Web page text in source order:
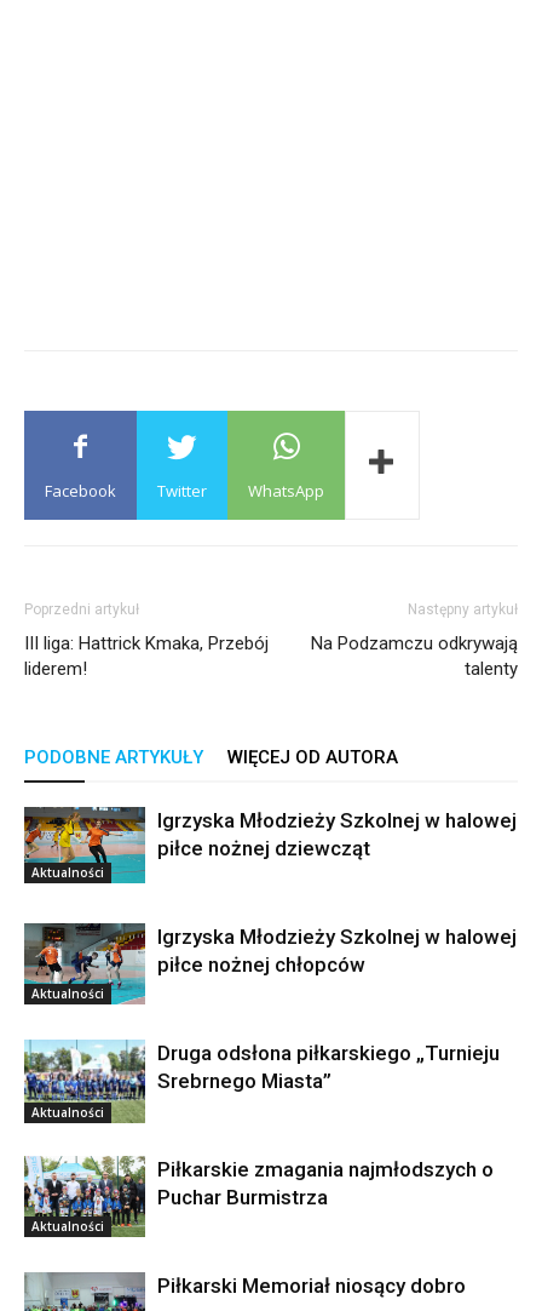
Facebook Twitter WhatsApp
Poprzedni artykuł
III liga: Hattrick Kmaka, Przebój
liderem!
Następny artykuł
Na Podzamczu odkrywają
talenty
PODOBNE ARTYKUŁY WIĘCEJ OD AUTORA
Aktualności
Igrzyska Młodzieży Szkolnej w halowej
piłce nożnej dziewcząt
Aktualności
Igrzyska Młodzieży Szkolnej w halowej
piłce nożnej chłopców
Aktualności
Druga odsłona piłkarskiego „Turnieju
Srebrnego Miasta”
Aktualności
Piłkarskie zmagania najmłodszych o
Puchar Burmistrza
Piłkarski Memoriał niosący dobro